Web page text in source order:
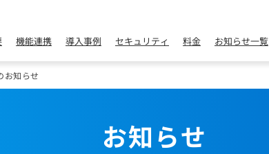
機能連携 導入事例 セキュリティ 料金 お知らせ一覧
お知らせ
お知らせ